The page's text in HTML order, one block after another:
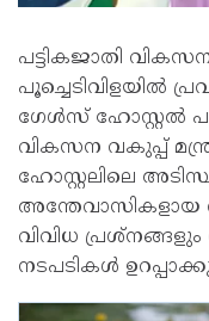
പട്ടികജാതി
പൂച്ചെടിവിളയിൽ
ഗേൾസ് ഹോസ്റ്റൽ
വികസന വകുപ്പ്
ഹോസ്റ്റലിലെ
അന്തേവാസികളായ
വിവിധ പ്രശ്‌നങ്ങളും
നടപടികൾ